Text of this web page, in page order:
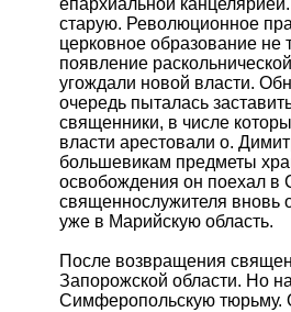
епархиальной
старую. Революционное
церковное образование не
появление
угождали новой власти.
очередь пыталась
священники, в числе
власти арестовали о.
большевикам предметы
освобождения он поехал в
священнослужителя вновь
уже в Марийскую область.
После возвращения
Запорожской области. Но
Симферопольскую тюрьму.